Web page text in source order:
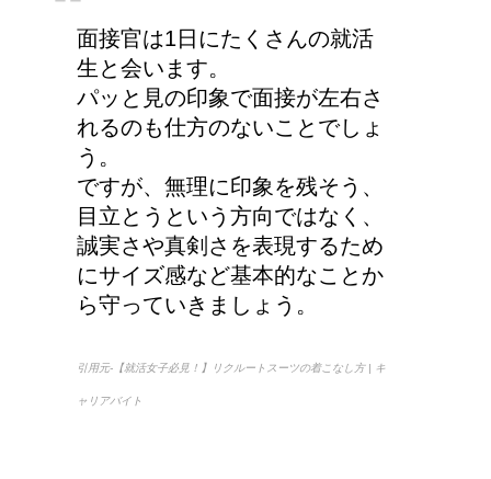
面接官は1日にたくさんの就活
生と会います。
パッと見の印象で面接が左右さ
れるのも仕方のないことでしょ
う。
ですが、無理に印象を残そう、
目立とうという方向ではなく、
誠実さや真剣さを表現するため
にサイズ感など基本的なことか
ら守っていきましょう。
引用元-【就活女子必見！】リクルートスーツの着こなし方 | キ
ャリアバイト